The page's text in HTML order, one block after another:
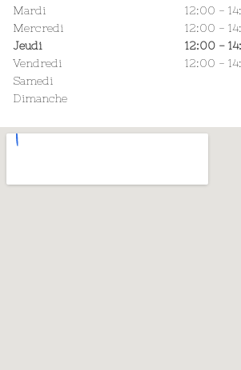
Mardi
12:00 -
Mercredi
12:00 -
Jeudi
12:00 -
Vendredi
12:00 -
Samedi
Dimanche